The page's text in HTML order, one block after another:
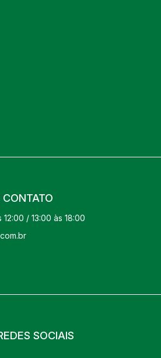
CONTATO
/ 13:00 às 18:00
SOCIAIS